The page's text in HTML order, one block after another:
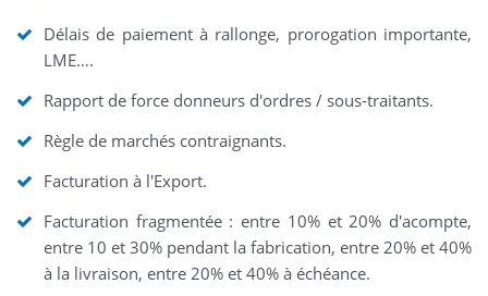
Délais de paiement à rallonge, prorogation importante,
LME….
Rapport de force donneurs d'ordres / sous-traitants.
Règle de marchés contraignants.
Facturation à l'Export.
Facturation fragmentée : entre 10% et 20% d'acompte,
entre 10 et 30% pendant la fabrication, entre 20% et 40%
à la livraison, entre 20% et 40% à échéance.